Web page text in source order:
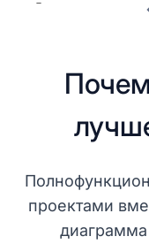
проектами
диаграмма